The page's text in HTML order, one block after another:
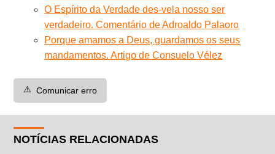
O Espírito da Verdade des-vela nosso ser
verdadeiro. Comentário de Adroaldo Palaoro
Porque amamos a Deus, guardamos os seus
mandamentos. Artigo de Consuelo Vélez
⚠️ Comunicar erro
NOTÍCIAS RELACIONADAS